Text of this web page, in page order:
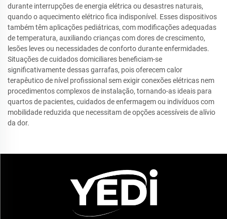
durante interrupções de energia elétrica ou desastres naturais,
quando o aquecimento elétrico fica indisponível. Esses dispositivos
também têm aplicações pediátricas, com modificações adequadas
de temperatura, auxiliando crianças com dores de crescimento,
lesões leves ou necessidades de conforto durante enfermidades.
Situações de cuidados domiciliares beneficiam-se
significativamente dessas garrafas, pois oferecem calor
terapêutico de nível profissional sem exigir conexões elétricas nem
procedimentos complexos de instalação, tornando-as ideais para
quartos de pacientes, cuidados de enfermagem ou indivíduos com
mobilidade reduzida que necessitam de opções acessíveis de alívio
da dor.